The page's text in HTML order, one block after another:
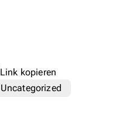
Link kopieren
Uncategorized